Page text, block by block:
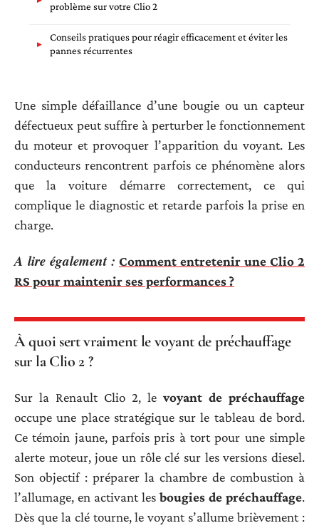
problème sur votre Clio 2
Conseils pratiques pour réagir efficacement et éviter les
pannes récurrentes
Une simple défaillance d’une bougie ou un capteur
défectueux peut suffire à perturber le fonctionnement
du moteur et provoquer l’apparition du voyant. Les
conducteurs rencontrent parfois ce phénomène alors
que la voiture démarre correctement, ce qui
complique le diagnostic et retarde parfois la prise en
charge.
A lire également : Comment entretenir une Clio 2
RS pour maintenir ses performances ?
À quoi sert vraiment le voyant de préchauffage
sur la Clio 2 ?
Sur la Renault Clio 2, le voyant de préchauffage
occupe une place stratégique sur le tableau de bord.
Ce témoin jaune, parfois pris à tort pour une simple
alerte moteur, joue un rôle clé sur les versions diesel.
Son objectif : préparer la chambre de combustion à
l’allumage, en activant les bougies de préchauffage.
Dès que la clé tourne, le voyant s’allume brièvement :